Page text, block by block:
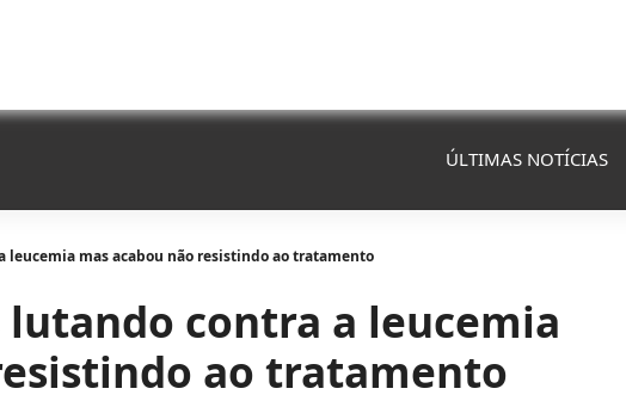
ÚLTIMAS NOTÍCIAS
leucemia mas acabou não resistindo ao tratamento
lutando contra a leucemia
ao tratamento